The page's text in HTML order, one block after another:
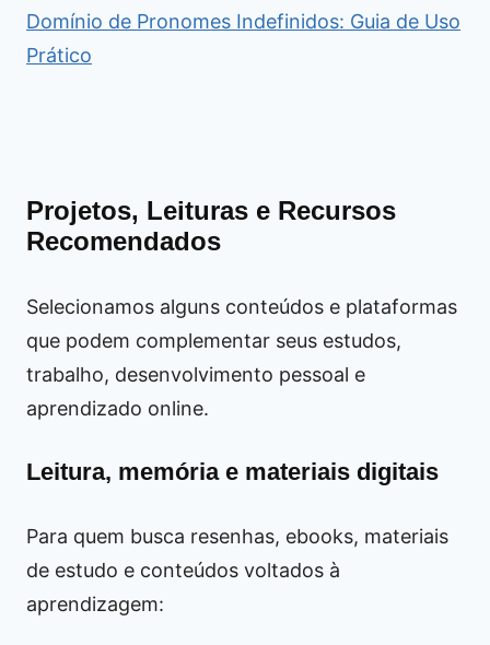
Domínio de Pronomes Indefinidos: Guia de Uso
Prático
Projetos, Leituras e Recursos
Recomendados
Selecionamos alguns conteúdos e plataformas
que podem complementar seus estudos,
trabalho, desenvolvimento pessoal e
aprendizado online.
Leitura, memória e materiais digitais
Para quem busca resenhas, ebooks, materiais
de estudo e conteúdos voltados à
aprendizagem: